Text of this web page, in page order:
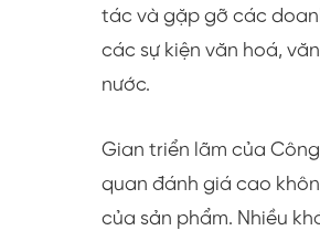
tác và gặp gỡ các
các sự kiện văn hoá,
nước.
Gian triển lãm của
quan đánh giá cao
của sản phẩm. Nhiều